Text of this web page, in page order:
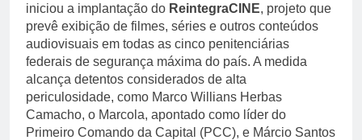
iniciou a implantação do ReintegraCINE, projeto que
prevê exibição de filmes, séries e outros conteúdos
audiovisuais em todas as cinco penitenciárias
federais de segurança máxima do país. A medida
alcança detentos considerados de alta
periculosidade, como Marco Willians Herbas
Camacho, o Marcola, apontado como líder do
Primeiro Comando da Capital (PCC), e Márcio Santos